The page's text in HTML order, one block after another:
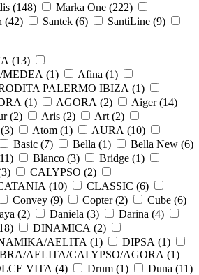
(148) Marka One (222)
(42) Santek (6) SantiLine (9)
(13)
(1) Afina (1)
PALERMO IBIZA (1)
(1) AGORA (2) Aiger (14)
(2) Aris (2) Art (2)
3) Atom (1) AURA (10)
Basic (7) Bella (1) Bella New (6)
11) Blanco (3) Bridge (1)
3) CALYPSO (2)
(10) CLASSIC (6)
Convey (9) Copter (2) Cube (6)
(2) Daniela (3) Darina (4)
18) DINAMICA (2)
AELITA (1) DIPSA (1)
AELITA/CALYPSO/AGORA (1)
VITA (4) Drum (1) Duna (11)